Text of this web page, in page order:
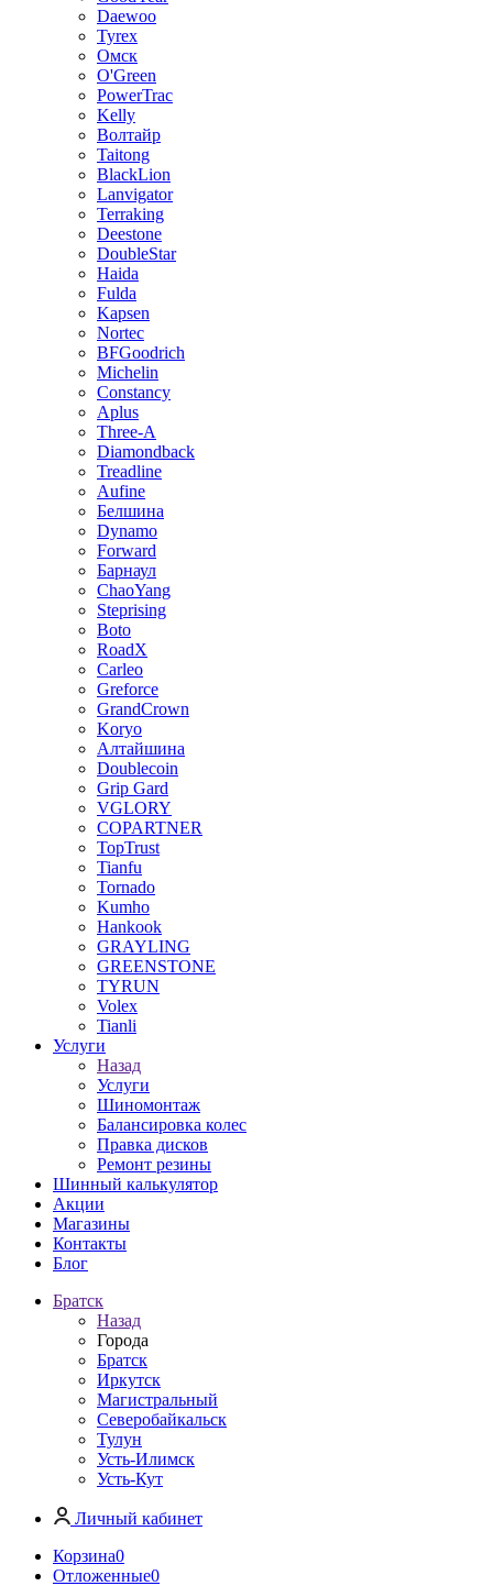
Daewoo
Tyrex
Омск
O'Green
PowerTrac
Kelly
Волтайр
Taitong
BlackLion
Lanvigator
Terraking
Deestone
DoubleStar
Haida
Fulda
Kapsen
Nortec
BFGoodrich
Michelin
Constancy
Aplus
Three-A
Diamondback
Treadline
Aufine
Белшина
Dynamo
Forward
Барнаул
ChaoYang
Steprising
Boto
RoadX
Carleo
Greforce
GrandCrown
Koryo
Алтайшина
Doublecoin
Grip Gard
VGLORY
COPARTNER
TopTrust
Tianfu
Tornado
Kumho
Hankook
GRAYLING
GREENSTONE
TYRUN
Volex
Tianli
Услуги
Назад
Услуги
Шиномонтаж
Балансировка колес
Правка дисков
Ремонт резины
Шинный калькулятор
Акции
Магазины
Контакты
Блог
Братск
Назад
Города
Братск
Иркутск
Магистральный
Северобайкальск
Тулун
Усть-Илимск
Усть-Кут
Личный кабинет
Корзина0
Отложенные0